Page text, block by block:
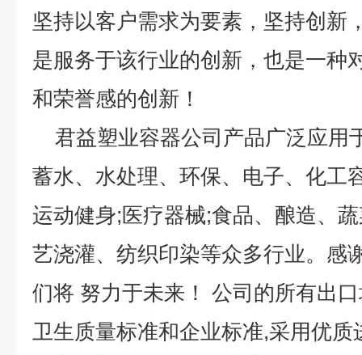
坚持以客户需求为要素，坚持创新
是服务于该行业的创新，也是一种
和荣誉感的创新！
君益塑业容器公司产品广泛应用
蓄水、水处理、环保、电子、化工
运动健身;医疗器械;食品、酿造、
艺浇灌、纺织印染等众多行业。感
们将 努力于未来！ 公司的所有出
卫生质量标准和企业标准,采用优